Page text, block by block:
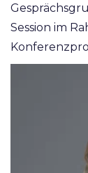
Session im